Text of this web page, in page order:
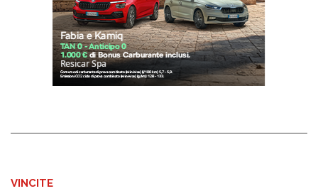
VINCITE